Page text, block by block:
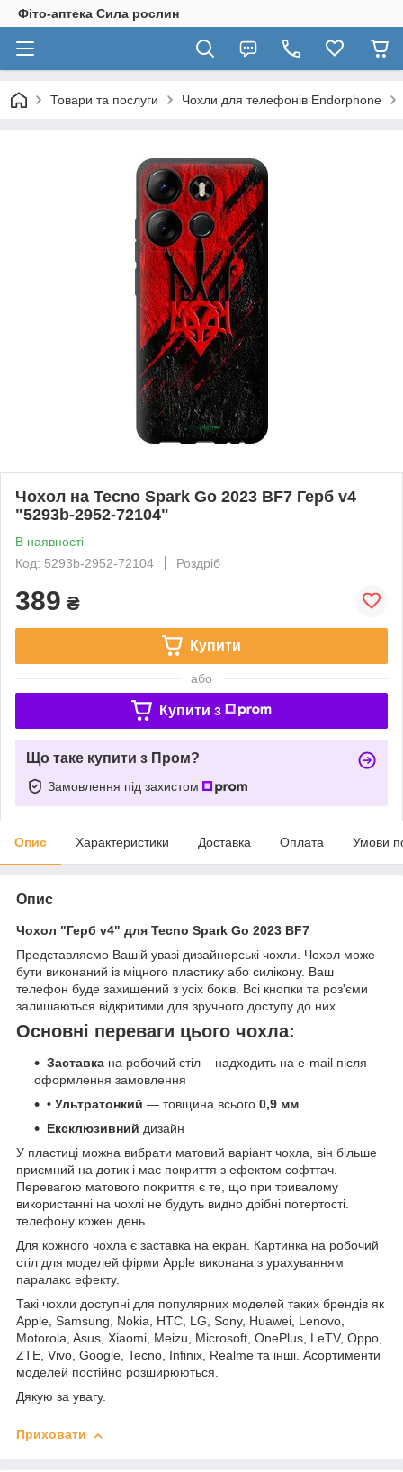
Фіто-аптека Сила рослин
Товари та послуги Чохли для телефонів Endorphone
Чохол на Tecno Spark Go 2023 BF7 Герб v4
"5293b-2952-72104"
В наявності
Код: 5293b-2952-72104
Роздріб
389 ₴
Купити
або
Купити з
Що таке купити з Пром?
Замовлення під захистом
Опис Характеристики Доставка Оплата Умови
Опис
Чохол "Герб v4" для Tecno Spark Go 2023 BF7
Представляємо Вашій увазі дизайнерські чохли. Чохол може
бути виконаний із міцного пластику або силікону. Ваш
телефон буде захищений з усіх боків. Всі кнопки та роз'єми
залишаються відкритими для зручного доступу до них.
Основні переваги цього чохла:
Заставка на робочий стіл – надходить на e-mail після
оформлення замовлення
• Ультратонкий — товщина всього 0,9 мм
Ексклюзивний дизайн
У пластиці можна вибрати матовий варіант чохла, він більше
приємний на дотик і має покриття з ефектом софттач.
Перевагою матового покриття є те, що при тривалому
використанні на чохлі не будуть видно дрібні потертості.
телефону кожен день.
Для кожного чохла є заставка на екран. Картинка на робочий
стіл для моделей фірми Apple виконана з урахуванням
паралакс ефекту.
Такі чохли доступні для популярних моделей таких брендів як
Apple, Samsung, Nokia, HTC, LG, Sony, Huawei, Lenovo,
Motorola, Asus, Xiaomi, Meizu, Microsoft, OnePlus, LeTV, Oppo,
ZTE, Vivo, Google, Tecno, Infinix, Realme та інші. Асортименти
моделей постійно розширюються.
Дякую за увагу.
Приховати